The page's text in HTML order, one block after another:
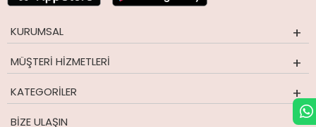
KURUMSAL
MÜŞTERI HIZMETLERI
KATEGORILER
BIZE ULAŞIN